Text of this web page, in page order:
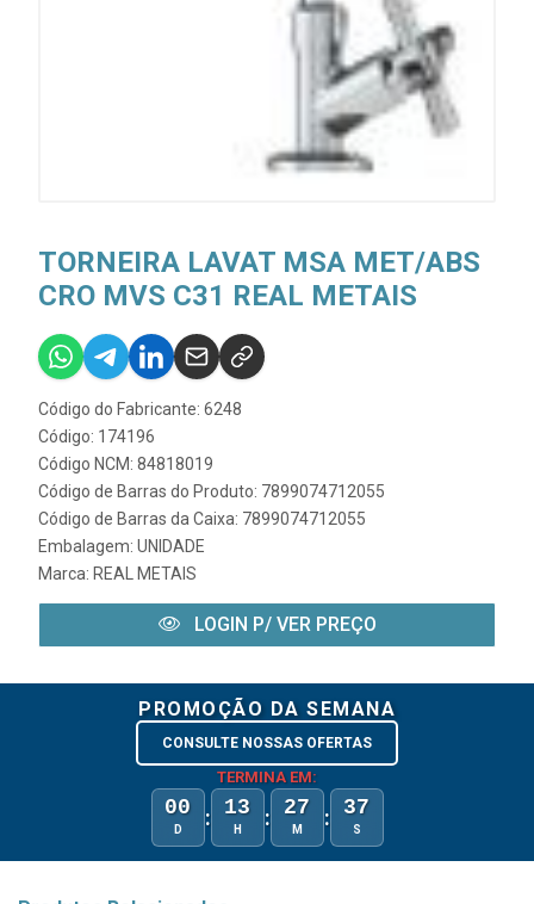
TORNEIRA LAVAT MSA MET/ABS
CRO MVS C31 REAL METAIS
Código do Fabricante: 6248
Código: 174196
Código NCM: 84818019
Código de Barras do Produto: 7899074712055
Código de Barras da Caixa: 7899074712055
Embalagem: UNIDADE
Marca: REAL METAIS
LOGIN P/ VER PREÇO
PROMOÇÃO DA SEMANA
CONSULTE NOSSAS OFERTAS
TERMINA EM:
00
D : 13
H : 27
M : 37
S